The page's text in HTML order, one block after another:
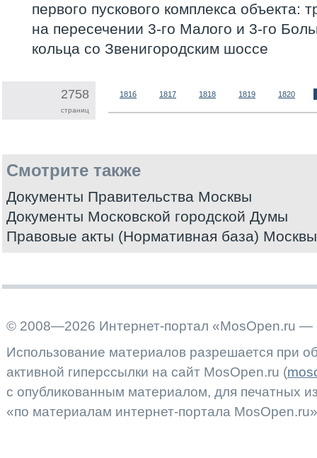
первого пускового комплекса объекта:
на пересечении 3-го Малого и 3-го
кольца со Звенигородским шоссе
2758
страниц
1816 1817 1818 1819 1820
Смотрите также
Документы Правительства Москвы
Документы Московской городской Думы
Правовые акты (Нормативная база) Москвы
© 2008—2026 Интернет-портал «MosOpen.ru —
Использование материалов разрешается при
активной гиперссылки на сайт MosOpen.ru (
с опубликованным материалом, для печатных
«по материалам интернет-портала